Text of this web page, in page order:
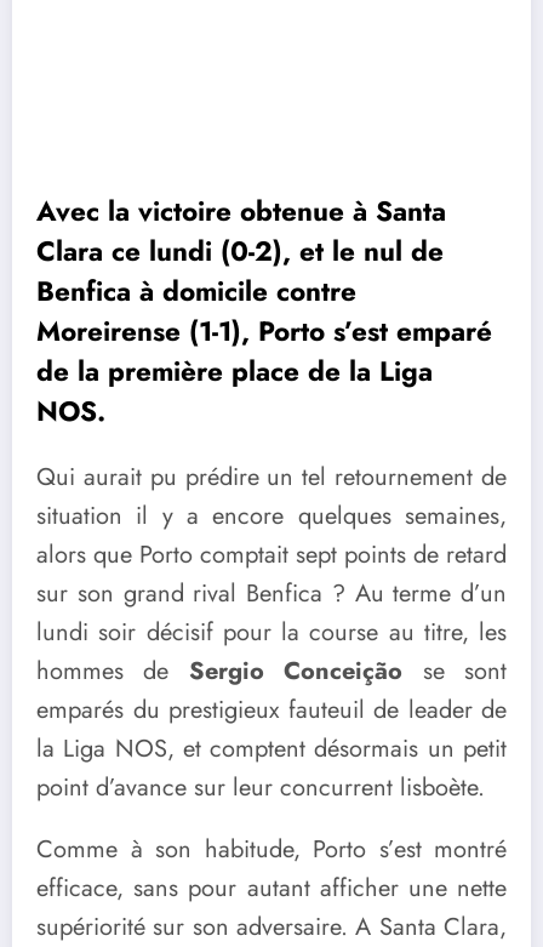
Avec la victoire obtenue à Santa
Clara ce lundi (0-2), et le nul de
Benfica à domicile contre
Moreirense (1-1), Porto s’est emparé
de la première place de la Liga
NOS.
Qui aurait pu prédire un tel retournement de
situation il y a encore quelques semaines,
alors que Porto comptait sept points de retard
sur son grand rival Benfica ? Au terme d’un
lundi soir décisif pour la course au titre, les
hommes de Sergio Conceição se sont
emparés du prestigieux fauteuil de leader de
la Liga NOS, et comptent désormais un petit
point d’avance sur leur concurrent lisboète.
Comme à son habitude, Porto s’est montré
efficace, sans pour autant afficher une nette
supériorité sur son adversaire. A Santa Clara,